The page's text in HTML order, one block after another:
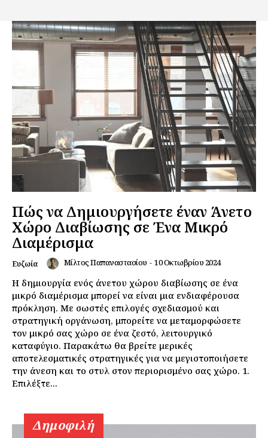
Πώς να Δημιουργήσετε έναν Άνετο
Χώρο Διαβίωσης σε Ένα Μικρό
Διαμέρισμα
Ευζωία Μίλτος Παπαναστασίου - 10 Οκτωβρίου 2024
Η δημιουργία ενός άνετου χώρου διαβίωσης σε ένα
μικρό διαμέρισμα μπορεί να είναι μια ενδιαφέρουσα
πρόκληση. Με σωστές επιλογές σχεδιασμού και
στρατηγική οργάνωση, μπορείτε να μεταμορφώσετε
τον μικρό σας χώρο σε ένα ζεστό, λειτουργικό
καταφύγιο. Παρακάτω θα βρείτε μερικές
αποτελεσματικές στρατηγικές για να μεγιστοποιήσετε
την άνεση και το στυλ στον περιορισμένο σας χώρο. 1.
Επιλέξτε...
Δημοφιλή